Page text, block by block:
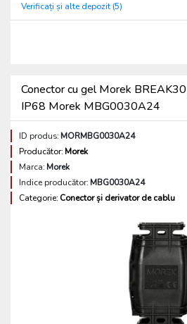
Verificați și alte depozit (5)
Conector cu gel Morek
IP68 Morek MBG0030A24
ID produs:MORMBG0030A24
Producător:Morek
Marca:Morek
Indice producător:MBG0030A24
Categorie: Conector și derivator de cablu